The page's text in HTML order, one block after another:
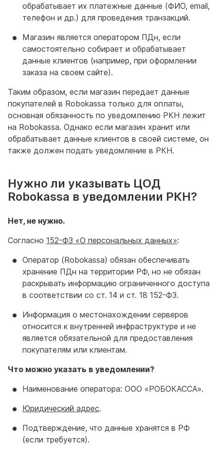
обрабатывает их платежные данные (ФИО, email,
телефон и др.) для проведения транзакций.
Магазин является оператором ПДн, если
самостоятельно собирает и обрабатывает
данные клиентов (например, при оформлении
заказа на своем сайте).
Таким образом, если магазин передает данные
покупателей в Robokassa только для оплаты,
основная обязанность по уведомлению РКН лежит
на Robokassa. Однако если магазин хранит или
обрабатывает данные клиентов в своей системе, он
также должен подать уведомление в РКН.
Нужно ли указывать ЦОД
Robokassa в уведомлении РКН?
Нет, не нужно.
Согласно 152-ФЗ «О персональных данных»:
Оператор (Robokassa) обязан обеспечивать
хранение ПДн на территории РФ, но не обязан
раскрывать информацию ограниченного доступа
в соответствии со ст. 14 и ст. 18 152-ФЗ.
Информация о местонахождении серверов
относится к внутренней инфраструктуре и не
является обязательной для предоставления
покупателям или клиентам.
Что можно указать в уведомлении?
Наименование оператора: ООО «РОБОКАССА».
Юридический адрес.
Подтверждение, что данные хранятся в РФ
(если требуется).